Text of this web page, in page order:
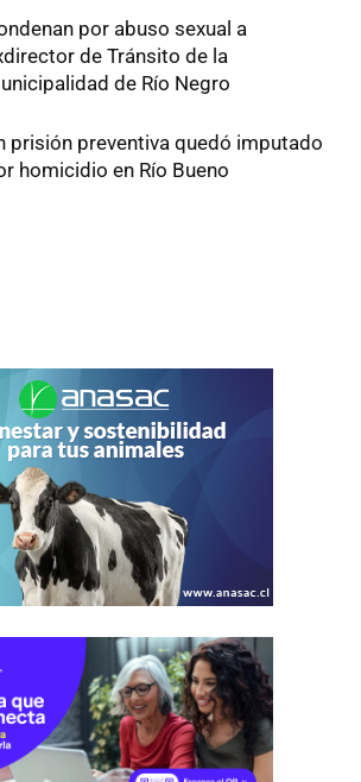
por abuso sexual a
de Tránsito de la
de Río Negro
prisión preventiva quedó imputado
homicidio en Río Bueno